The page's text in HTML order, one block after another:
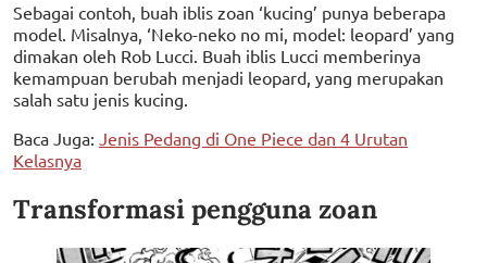
Sebagai contoh, buah iblis zoan ‘kucing’ punya beberapa
model. Misalnya, ‘Neko-neko no mi, model: leopard’ yang
dimakan oleh Rob Lucci. Buah iblis Lucci memberinya
kemampuan berubah menjadi leopard, yang merupakan
salah satu jenis kucing.
Baca Juga: Jenis Pedang di One Piece dan 4 Urutan
Kelasnya
Transformasi pengguna zoan